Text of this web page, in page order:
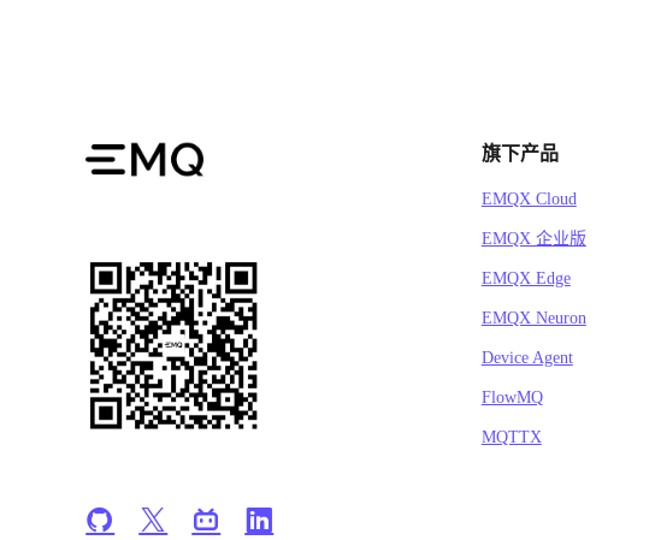
旗下产品
EMQX Cloud
EMQX 企业版
EMQX Edge
EMQX Neuron
Device Agent
FlowMQ
MQTTX